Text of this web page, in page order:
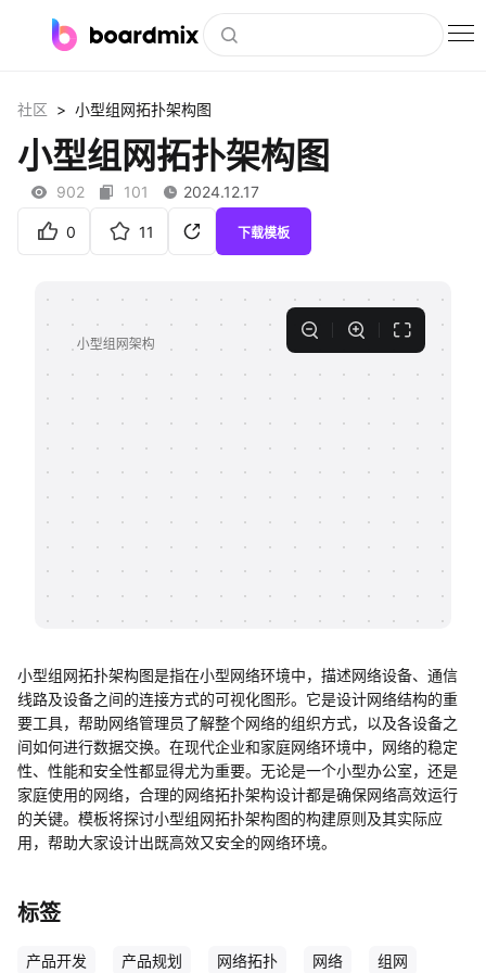
社区资源
下载
私有化部署
客户案例
社区 > 小型组网拓扑架构图
小型组网拓扑架构图
902 101 2024.12.17
0 11 下载模板
小型组网拓扑架构图是指在小型网络环境中，描述网络设备、通信
线路及设备之间的连接方式的可视化图形。它是设计网络结构的重
要工具，帮助网络管理员了解整个网络的组织方式，以及各设备之
间如何进行数据交换。在现代企业和家庭网络环境中，网络的稳定
性、性能和安全性都显得尤为重要。无论是一个小型办公室，还是
家庭使用的网络，合理的网络拓扑架构设计都是确保网络高效运行
的关键。模板将探讨小型组网拓扑架构图的构建原则及其实际应
用，帮助大家设计出既高效又安全的网络环境。
标签
产品开发 产品规划 网络拓扑 网络 组网